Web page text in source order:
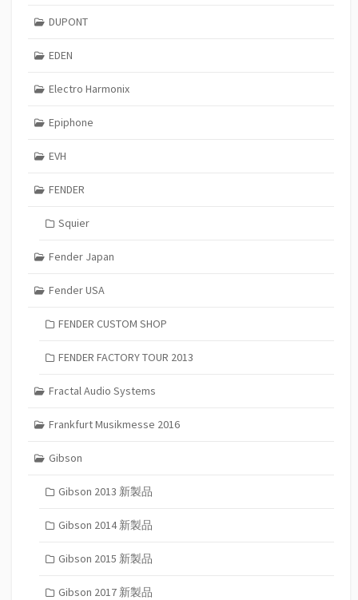
DUPONT
EDEN
Electro Harmonix
Epiphone
EVH
FENDER
Squier
Fender Japan
Fender USA
FENDER CUSTOM SHOP
FENDER FACTORY TOUR 2013
Fractal Audio Systems
Frankfurt Musikmesse 2016
Gibson
Gibson 2013 新製品
Gibson 2014 新製品
Gibson 2015 新製品
Gibson 2017 新製品